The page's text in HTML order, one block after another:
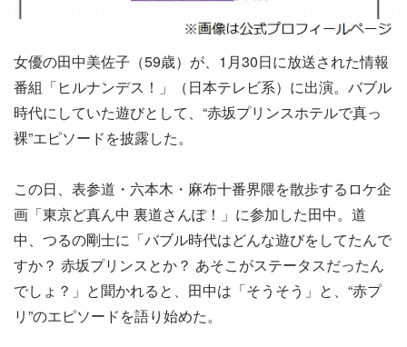
女優の田中美佐子（59歳）が、1月30日に放送された情報
番組「ヒルナンデス！」（日本テレビ系）に出演。バブル
時代にしていた遊びとして、“赤坂プリンスホテルで真っ
裸”エピソードを披露した。
この日、表参道・六本木・麻布十番界隈を散歩するロケ企
画「東京ど真ん中 裏道さんぽ！」に参加した田中。道
中、つるの剛士に「バブル時代はどんな遊びをしてたんで
すか？ 赤坂プリンスとか？ あそこがステータスだったん
でしょ？」と聞かれると、田中は「そうそう」と、“赤プ
リ”のエピソードを語り始めた。